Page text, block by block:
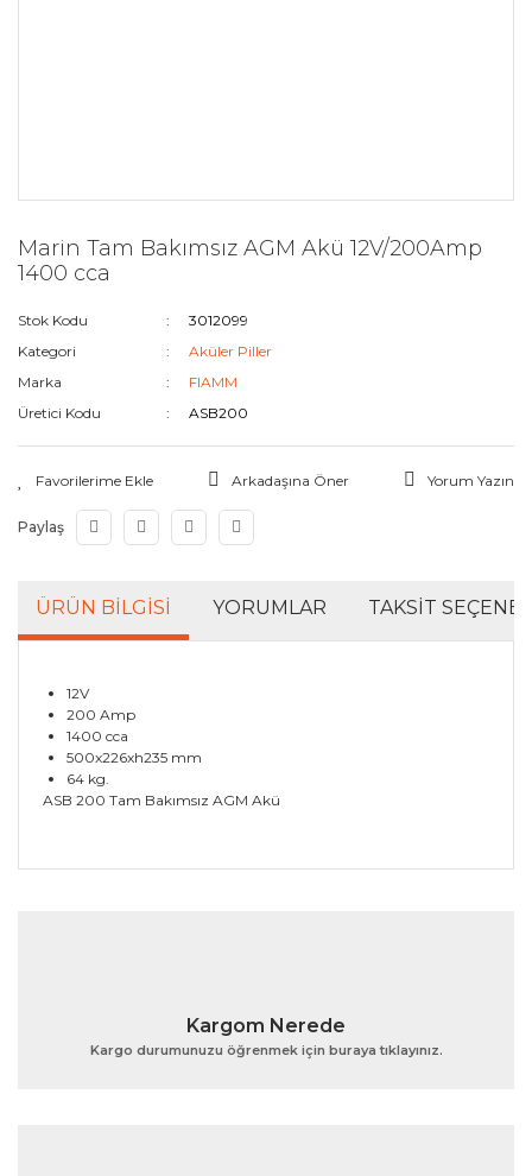
Marin Tam Bakımsız AGM Akü 12V/200Amp
1400 cca
Stok Kodu
3012099
Kategori
Aküler Piller
Marka
FIAMM
Üretici Kodu
ASB200
Arkadaşına Öner Yorum Yazın
Paylaş
ÜRÜN BILGISI YORUMLAR TAKSIT
12V
200 Amp
1400 cca
500x226xh235 mm
64 kg.
ASB 200 Tam Bakımsız AGM Akü
Bu ürünün fiyat bilgisi, resim, ürün açıklamalarında ve
Ürün açıklamasında eksik bilgiler bulunuyor.
Kargom Nerede
Kargo durumunuzu öğrenmek için buraya tıklayınız.